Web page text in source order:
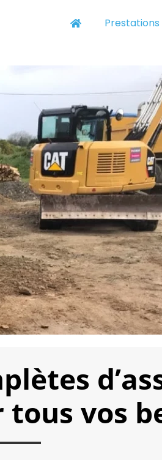
Prestations
vos